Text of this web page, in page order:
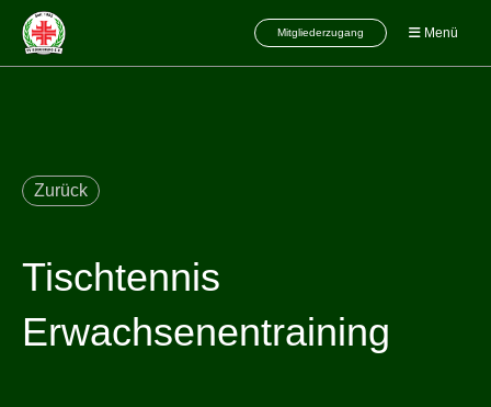
Mitgliederzugang Menü
Zurück
Tischtennis
Erwachsenentraining